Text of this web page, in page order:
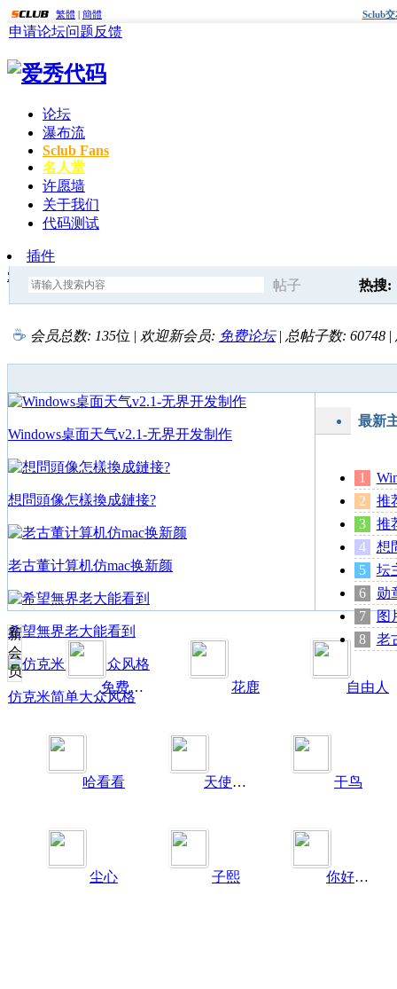
繁體 | 簡體 Sclub
申请论坛问题反馈
论坛
瀑布流
Sclub Fans
名人堂
许愿墙
关于我们
代码测试
插件
帖子
热搜:
discuz
爱秀代码
会员总数: 135位 | 欢迎新会员: 免费论坛 | 总帖子数: 60748 |
Windows桌面天气v2.1-无界开发制作
想問頭像怎樣換成鏈接?
老古董计算机仿mac换新颜
希望無界老大能看到
仿克米简单大众风格
最新
推
推
想
坛
勋
图
老
新
会
员
免费论坛
花鹿 自由人
哈看看 天使美女 干鸟
尘心 子熙 你好世界